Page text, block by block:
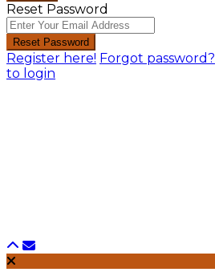
Reset Password
Reset Password
Register here! Forgot password?
to login